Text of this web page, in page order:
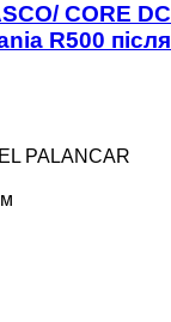
CORE
R500 після
PALANCAR